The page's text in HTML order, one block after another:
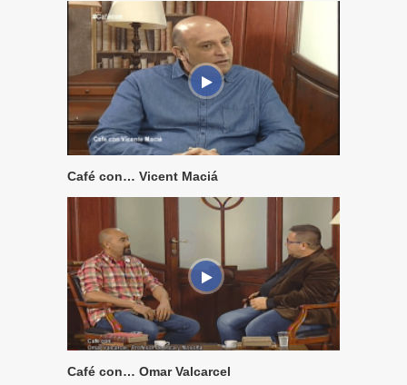
Café con… Vicent Maciá
Café con… Omar Valcarcel